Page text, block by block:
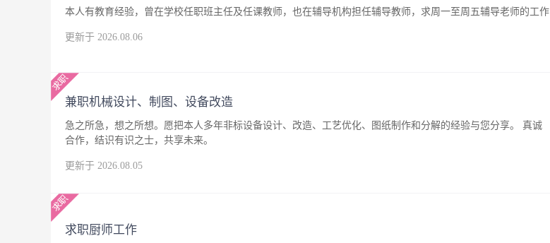
本人有教育经验，曾在学校任职班主任及任课教师，也在辅导机构担任辅导教师，求周一至周五辅导老师的工作
更新于 2026.08.06
兼职机械设计、制图、设备改造
急之所急，想之所想。愿把本人多年非标设备设计、改造、工艺优化、图纸制作和分解的经验与您分享。 真诚
合作，结识有识之士，共享未来。
更新于 2026.08.05
求职厨师工作